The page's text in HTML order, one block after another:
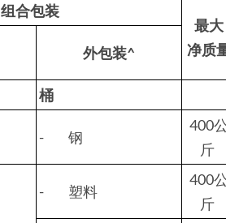
组合包装
最大
净质
外包装^
桶
- 钢
400
斤
- 塑料
400
斤